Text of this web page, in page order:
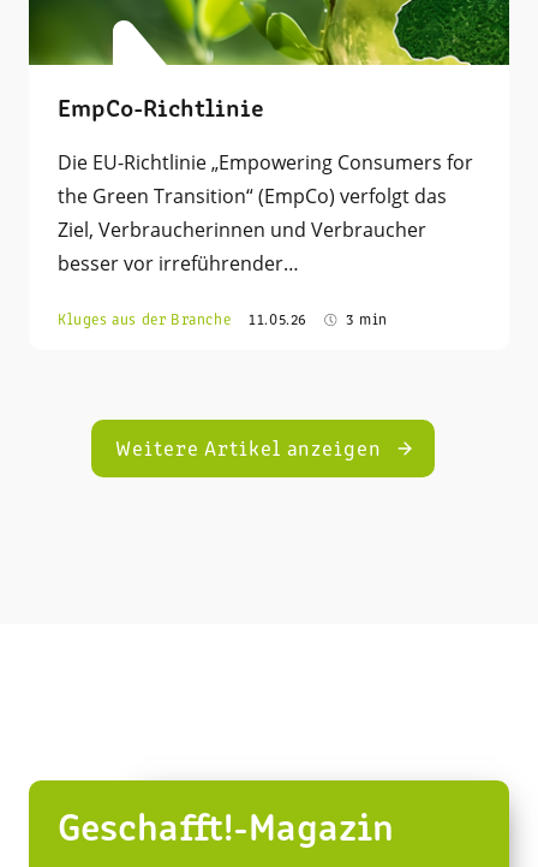
EmpCo-Richtlinie
Die EU-Richtlinie „Empowering Consumers for
the Green Transition“ (EmpCo) verfolgt das
Ziel, Verbraucherinnen und Verbraucher
besser vor irreführender…
Kluges aus der Branche 11.05.26 3 min
Weitere Artikel anzeigen
Geschafft!-Magazin